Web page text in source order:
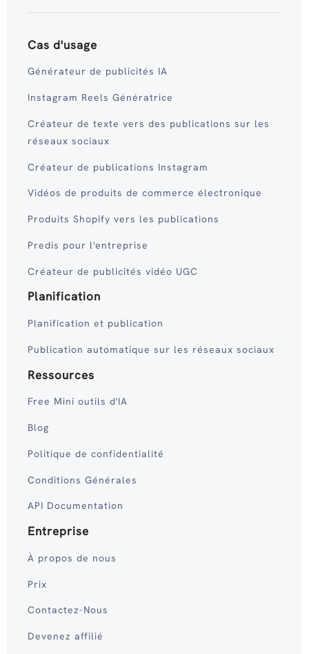
Cas d'usage
Générateur de publicités IA
Instagram Reels Génératrice
Créateur de texte vers des publications sur les
réseaux sociaux
Créateur de publications Instagram
Vidéos de produits de commerce électronique
Produits Shopify vers les publications
Predis pour l'entreprise
Créateur de publicités vidéo UGC
Planification
Planification et publication
Publication automatique sur les réseaux sociaux
Ressources
Free Mini outils d'IA
Blog
Politique de confidentialité
Conditions Générales
API Documentation
Entreprise
À propos de nous
Prix
Contactez-Nous
Devenez affilié